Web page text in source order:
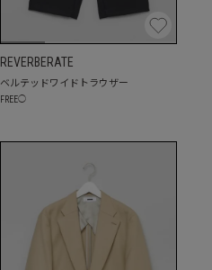
REVERBERATE
ベルテッドワイドトラウザー
FREE◯